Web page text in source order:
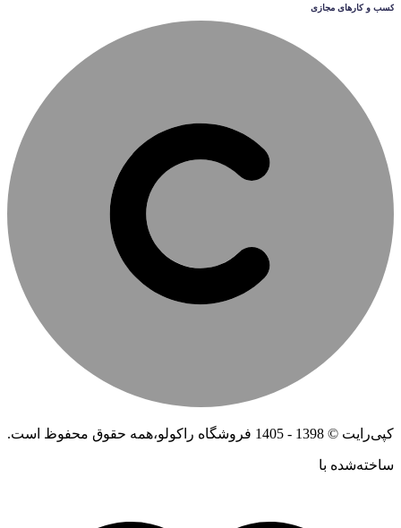
کپی‌رایت © 1398 - 1405 فروشگاه راکولو،همه حقوق محفوظ است.
ساخته‌شده ‌با